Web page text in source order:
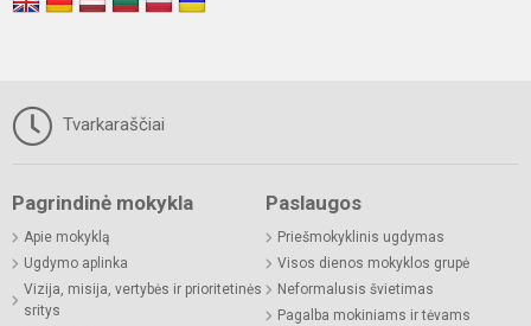
Tvarkaraščiai
Pagrindinė mokykla
Apie mokyklą
Ugdymo aplinka
Vizija, misija, vertybės ir prioritetinės
sritys
Paslaugos
Priešmokyklinis ugdymas
Visos dienos mokyklos grupė
Neformalusis švietimas
Pagalba mokiniams ir tėvams